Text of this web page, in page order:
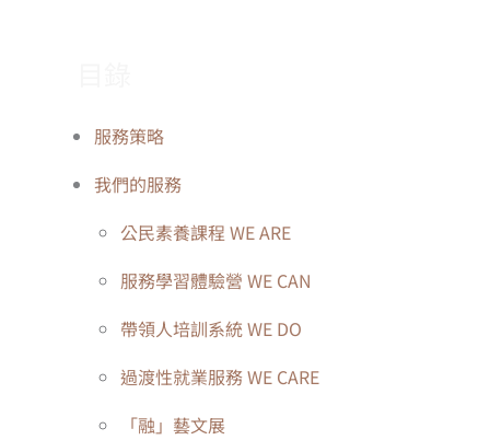
服務策略
我們的服務
公民素養課程 WE ARE
服務學習體驗營 WE CAN
帶領人培訓系統 WE DO
過渡性就業服務 WE CARE
「融」藝文展